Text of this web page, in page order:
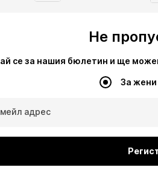
Не
се за нашия бюлетин и ще
За жени
адрес